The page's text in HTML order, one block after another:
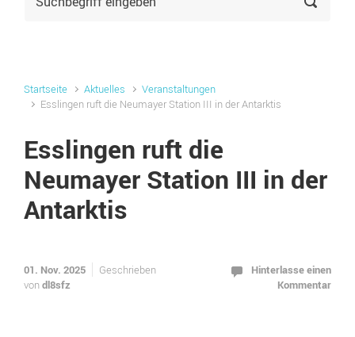
Startseite Aktuelles
Veranstaltungen
Esslingen ruft die Neumayer Station III in der Antarktis
Esslingen ruft die
Neumayer Station III in der
Antarktis
01. Nov. 2025
Geschrieben
vondl8sfz
Hinterlasse einen
Kommentar